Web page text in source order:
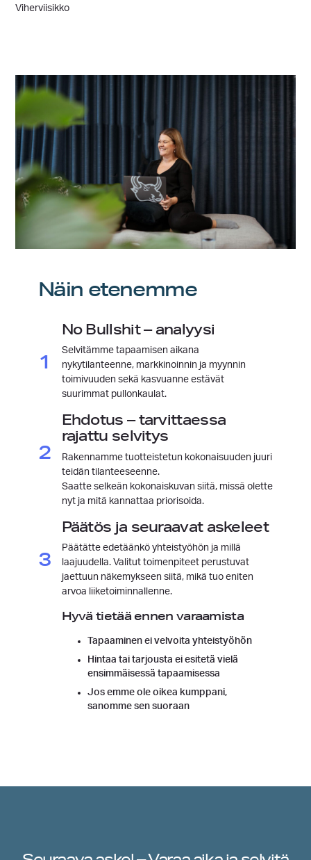
Viherviisikko
Näin etenemme
1
No Bullshit – analyysi
Selvitämme tapaamisen aikana
nykytilanteenne, markkinoinnin ja myynnin
toimivuuden sekä kasvuanne estävät
suurimmat pullonkaulat.
2
Ehdotus – tarvittaessa
rajattu selvitys
Rakennamme tuotteistetun kokonaisuuden juuri
teidän tilanteeseenne.
Saatte selkeän kokonaiskuvan siitä, missä olette
nyt ja mitä kannattaa priorisoida.
3
Päätös ja seuraavat askeleet
Päätätte edetäänkö yhteistyöhön ja millä
laajuudella. Valitut toimenpiteet perustuvat
jaettuun näkemykseen siitä, mikä tuo eniten
arvoa liiketoiminnallenne.
Hyvä tietää ennen varaamista
Tapaaminen ei velvoita yhteistyöhön
Hintaa tai tarjousta ei esitetä vielä
ensimmäisessä tapaamisessa
Jos emme ole oikea kumppani,
sanomme sen suoraan